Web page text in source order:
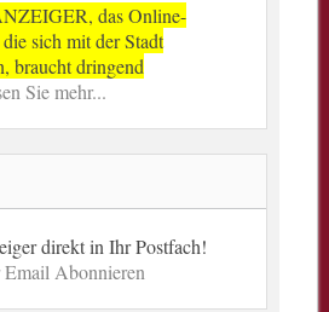
das Online-
sich mit der Stadt
braucht dringend
Sie mehr...
direkt in Ihr Postfach!
Abonnieren